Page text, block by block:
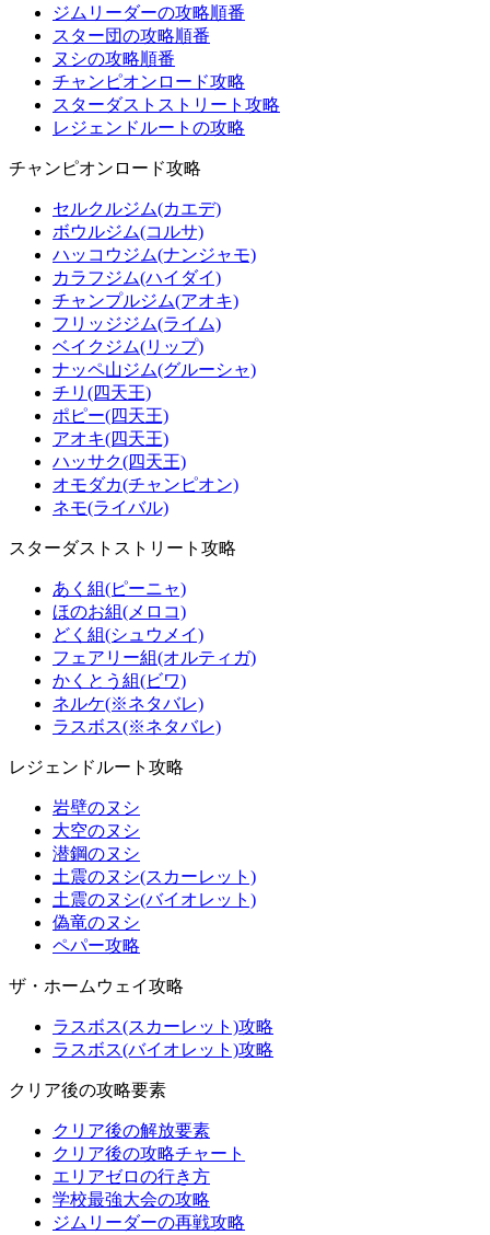
ジムリーダーの攻略順番
スター団の攻略順番
ヌシの攻略順番
チャンピオンロード攻略
スターダストストリート攻略
レジェンドルートの攻略
チャンピオンロード攻略
セルクルジム(カエデ)
ボウルジム(コルサ)
ハッコウジム(ナンジャモ)
カラフジム(ハイダイ)
チャンプルジム(アオキ)
フリッジジム(ライム)
ベイクジム(リップ)
ナッペ山ジム(グルーシャ)
チリ(四天王)
ポピー(四天王)
アオキ(四天王)
ハッサク(四天王)
オモダカ(チャンピオン)
ネモ(ライバル)
スターダストストリート攻略
あく組(ピーニャ)
ほのお組(メロコ)
どく組(シュウメイ)
フェアリー組(オルティガ)
かくとう組(ビワ)
ネルケ(※ネタバレ)
ラスボス(※ネタバレ)
レジェンドルート攻略
岩壁のヌシ
大空のヌシ
潜鋼のヌシ
土震のヌシ(スカーレット)
土震のヌシ(バイオレット)
偽竜のヌシ
ペパー攻略
ザ・ホームウェイ攻略
ラスボス(スカーレット)攻略
ラスボス(バイオレット)攻略
クリア後の攻略要素
クリア後の解放要素
クリア後の攻略チャート
エリアゼロの行き方
学校最強大会の攻略
ジムリーダーの再戦攻略